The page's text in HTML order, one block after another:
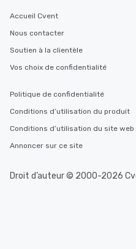
Accueil Cvent
Nous contacter
Soutien à la clientèle
Vos choix de confidentialité
Politique de confidentialité
Conditions d’utilisation du produit
Conditions d’utilisation du site web
Annoncer sur ce site
Droit d’auteur © 2000-2026